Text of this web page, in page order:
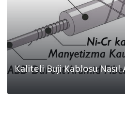
Kaliteli Buji Kablosu Nasıl